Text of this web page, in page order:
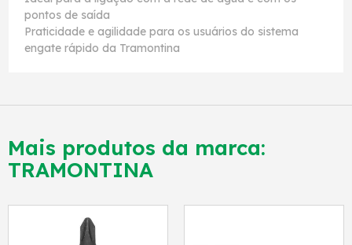
pontos de saída
Praticidade e agilidade para os usuários do sistema
engate rápido da Tramontina
Mais produtos da marca:
TRAMONTINA